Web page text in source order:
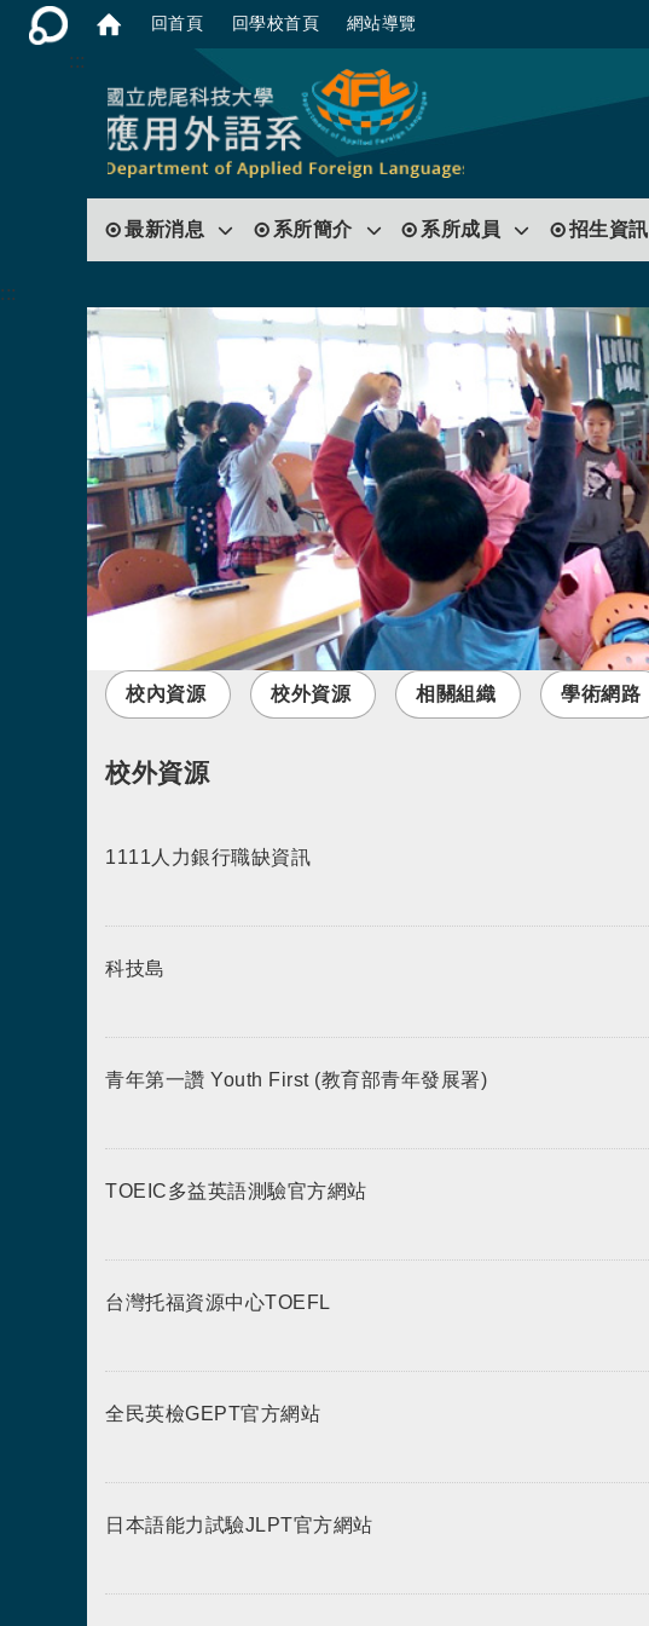
回首頁 回學校首頁 網站導覽
:::
最新消息 系所簡介 系所成員 招生資訊
:::
校內資源 校外資源 相關組織 學術網路
校外資源
1111人力銀行職缺資訊
科技島
青年第一讚 Youth First (教育部青年發展署)
TOEIC多益英語測驗官方網站
台灣托福資源中心TOEFL
全民英檢GEPT官方網站
日本語能力試驗JLPT官方網站